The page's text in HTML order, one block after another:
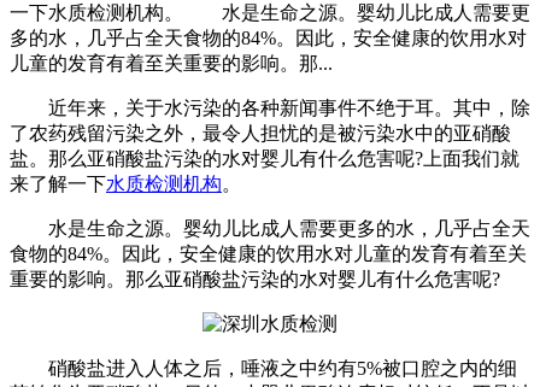
一下水质检测机构。 水是生命之源。婴幼儿比成人需要更
多的水，几乎占全天食物的84%。因此，安全健康的饮用水对
儿童的发育有着至关重要的影响。那...
近年来，关于水污染的各种新闻事件不绝于耳。其中，除
了农药残留污染之外，最令人担忧的是被污染水中的亚硝酸
盐。那么亚硝酸盐污染的水对婴儿有什么危害呢?上面我们就
来了解一下水质检测机构。
水是生命之源。婴幼儿比成人需要更多的水，几乎占全天
食物的84%。因此，安全健康的饮用水对儿童的发育有着至关
重要的影响。那么亚硝酸盐污染的水对婴儿有什么危害呢?
硝酸盐进入人体之后，唾液之中约有5%被口腔之内的细